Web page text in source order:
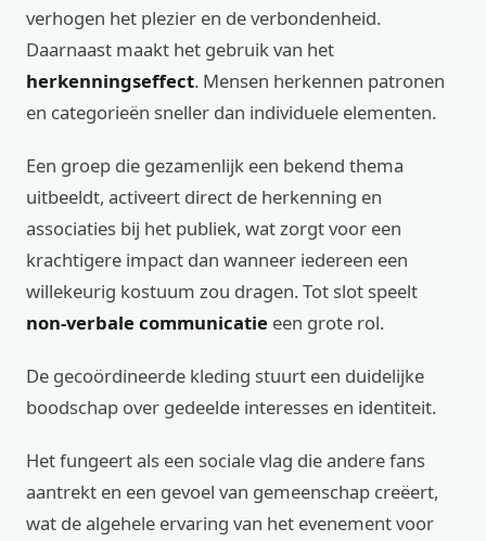
verhogen het plezier en de verbondenheid.
Daarnaast maakt het gebruik van het
herkenningseffect. Mensen herkennen patronen
en categorieën sneller dan individuele elementen.
Een groep die gezamenlijk een bekend thema
uitbeeldt, activeert direct de herkenning en
associaties bij het publiek, wat zorgt voor een
krachtigere impact dan wanneer iedereen een
willekeurig kostuum zou dragen. Tot slot speelt
non-verbale communicatie een grote rol.
De gecoördineerde kleding stuurt een duidelijke
boodschap over gedeelde interesses en identiteit.
Het fungeert als een sociale vlag die andere fans
aantrekt en een gevoel van gemeenschap creëert,
wat de algehele ervaring van het evenement voor